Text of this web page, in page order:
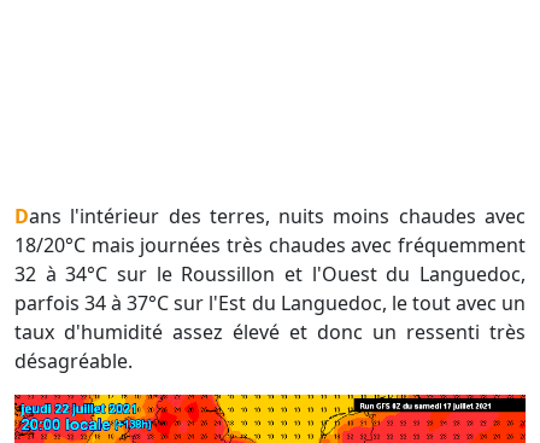
Dans l'intérieur des terres, nuits moins chaudes avec
18/20°C mais journées très chaudes avec fréquemment
32 à 34°C sur le Roussillon et l'Ouest du Languedoc,
parfois 34 à 37°C sur l'Est du Languedoc, le tout avec un
taux d'humidité assez élevé et donc un ressenti très
désagréable.